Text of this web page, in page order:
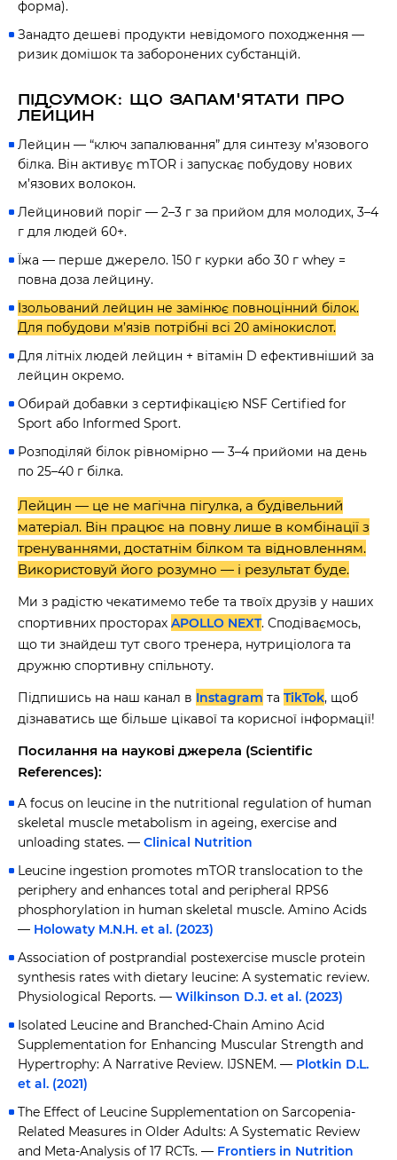
форма).
Занадто дешеві продукти невідомого походження —
ризик домішок та заборонених субстанцій.
ПІДСУМОК: ЩО ЗАПАМ'ЯТАТИ ПРО
ЛЕЙЦИН
Лейцин — “ключ запалювання” для синтезу м’язового
білка. Він активує mTOR і запускає побудову нових
м’язових волокон.
Лейциновий поріг — 2–3 г за прийом для молодих, 3–4
г для людей 60+.
Їжа — перше джерело. 150 г курки або 30 г whey =
повна доза лейцину.
Ізольований лейцин не замінює повноцінний білок.
Для побудови м’язів потрібні всі 20 амінокислот.
Для літніх людей лейцин + вітамін D ефективніший за
лейцин окремо.
Обирай добавки з сертифікацією NSF Certified for
Sport або Informed Sport.
Розподіляй білок рівномірно — 3–4 прийоми на день
по 25–40 г білка.
Лейцин — це не магічна пігулка, а будівельний
матеріал. Він працює на повну лише в комбінації з
тренуваннями, достатнім білком та відновленням.
Використовуй його розумно — і результат буде.
Ми з радістю чекатимемо тебе та твоїх друзів у наших
спортивних просторах APOLLO NEXT. Сподіваємось,
що ти знайдеш тут свого тренера, нутриціолога та
дружню спортивну спільноту.
Підпишись на наш канал в Instagram та TikTok, щоб
дізнаватись ще більше цікавої та корисної інформації!
Посилання на наукові джерела (Scientific
References):
A focus on leucine in the nutritional regulation of human
skeletal muscle metabolism in ageing, exercise and
unloading states. — Clinical Nutrition
Leucine ingestion promotes mTOR translocation to the
periphery and enhances total and peripheral RPS6
phosphorylation in human skeletal muscle. Amino Acids
— Holowaty M.N.H. et al. (2023)
Association of postprandial postexercise muscle protein
synthesis rates with dietary leucine: A systematic review.
Physiological Reports. — Wilkinson D.J. et al. (2023)
Isolated Leucine and Branched-Chain Amino Acid
Supplementation for Enhancing Muscular Strength and
Hypertrophy: A Narrative Review. IJSNEM. — Plotkin D.L.
et al. (2021)
The Effect of Leucine Supplementation on Sarcopenia-
Related Measures in Older Adults: A Systematic Review
and Meta-Analysis of 17 RCTs. — Frontiers in Nutrition
60 секунд пам’яті
О 9:00 ми зупиняємось
Наше право на життя, свободу та
творчість вибороли ті, хто свої життя —
віддав.